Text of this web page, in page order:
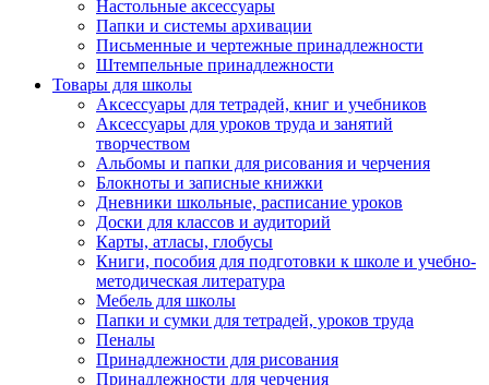
Настольные аксессуары
Папки и системы архивации
Письменные и чертежные принадлежности
Штемпельные принадлежности
Товары для школы
Аксессуары для тетрадей, книг и учебников
Аксессуары для уроков труда и занятий
творчеством
Альбомы и папки для рисования и черчения
Блокноты и записные книжки
Дневники школьные, расписание уроков
Доски для классов и аудиторий
Карты, атласы, глобусы
Книги, пособия для подготовки к школе и учебно-
методическая литература
Мебель для школы
Папки и сумки для тетрадей, уроков труда
Пеналы
Принадлежности для рисования
Принадлежности для черчения